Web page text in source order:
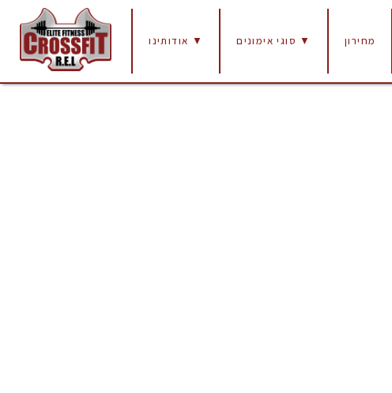
אודותינו ▼ סוגי אימונים ▼ מחירון